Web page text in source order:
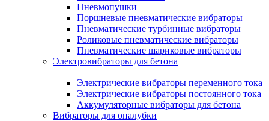
Пневмопушки
Поршневые пневматические вибраторы
Пневматические турбинные вибраторы
Роликовые пневматические вибраторы
Пневматические шариковые вибраторы
Электровибраторы для бетона
Электрические вибраторы переменного тока
Электрические вибраторы постоянного тока
Аккумуляторные вибраторы для бетона
Вибраторы для опалубки